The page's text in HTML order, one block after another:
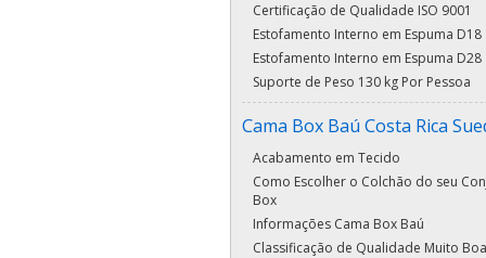
Certificação de Qualidade ISO 9001
Estofamento Interno em Espuma D18
Estofamento Interno em Espuma D28
Suporte de Peso 130 kg Por Pessoa
Cama Box Baú Costa Rica
Acabamento em Tecido
Como Escolher o Colchão do seu
Box
Informações Cama Box Baú
Classificação de Qualidade Muito Boa